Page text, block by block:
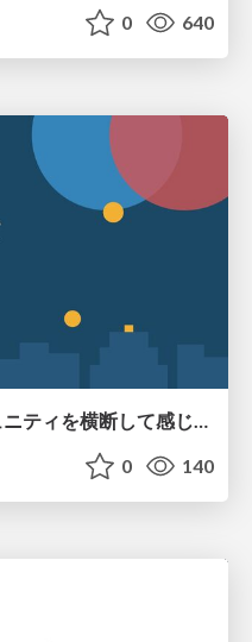
0 640
0 140